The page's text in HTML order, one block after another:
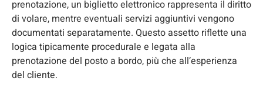
prenotazione, un biglietto elettronico rappresenta il diritto
di volare, mentre eventuali servizi aggiuntivi vengono
documentati separatamente. Questo assetto riflette una
logica tipicamente procedurale e legata alla
prenotazione del posto a bordo, più che all’esperienza
del cliente.